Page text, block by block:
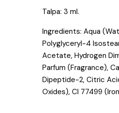
Talpa: 3 ml.
Ingredients: Aqua
Polyglyceryl-4
Acetate, Hydrogen
Parfum (Fragrance),
Dipeptide-2, Citric
Oxides), CI 77499